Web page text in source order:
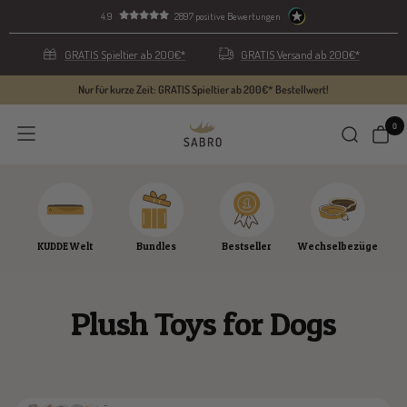
4.9 2897 positive Bewertungen
GRATIS Versand ab 200€*
GRATIS Spieltier ab 200€*
Nur für kurze Zeit: GRATIS Spieltier ab 200€* Bestellwert!
Navigation
SABRO
GmbH
0
KUDDE Welt Bundles Bestseller Wechselbezüge
Plush Toys for Dogs